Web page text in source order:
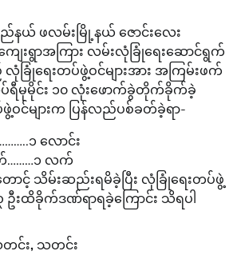
ည်နယ် ဖလမ်းမြို့နယ် ဇောင်းလေး
ျေးရွာအကြား လမ်းလုံခြုံရေးဆောင်ရွက်
ြုံရေးတပ်ဖွဲ့ဝင်များအား အကြမ်းဖက်
ရီမုမိုင်း ၁၀ လုံးဖောက်ခွဲတိုက်ခိုက်ခဲ့
ဝင်များက ပြန်လည်ပစ်ခတ်ခဲ့ရာ-
၁ လောင်း
………၁ လက်
ောင့် သိမ်းဆည်းရမိခဲ့ပြီး လုံခြုံရေးတပ်ဖွဲ့
ဦးထိခိုက်ဒဏ်ရာရခဲ့ကြောင်း သိရပါ
င်း, သတင်း